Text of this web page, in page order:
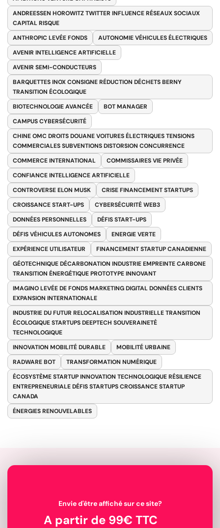
ANDREESSEN HOROWITZ TWITTER INFLUENCE RÉSEAUX SOCIAUX
CAPITAL RISQUE
ANTHROPIC LEVÉE FONDS
AUTONOMIE VÉHICULES ÉLECTRIQUES
AVENIR INTELLIGENCE ARTIFICIELLE
AVENIR SEMI-CONDUCTEURS
BARQUETTES INOX CONSIGNE RÉDUCTION DÉCHETS BERNY
TRANSITION ÉCOLOGIQUE
BIOTECHNOLOGIE AVANCÉE
BOT MANAGER
CAMPUS CYBERSÉCURITÉ
CHINE OMC DROITS DOUANE VOITURES ÉLECTRIQUES TENSIONS
COMMERCIALES SUBVENTIONS DISTORSION CONCURRENCE
COMMERCE INTERNATIONAL
COMMISSAIRES VIE PRIVÉE
CONFIANCE INTELLIGENCE ARTIFICIELLE
CONTROVERSE ELON MUSK
CRISE FINANCEMENT STARTUPS
CROISSANCE START-UPS
CYBERSÉCURITÉ WEB3
DONNÉES PERSONNELLES
DÉFIS START-UPS
DÉFIS VÉHICULES AUTONOMES
ENERGIE VERTE
EXPÉRIENCE UTILISATEUR
FINANCEMENT STARTUP CANADIENNE
GÉOTECHNIQUE DÉCARBONATION INDUSTRIE EMPREINTE CARBONE
TRANSITION ÉNERGÉTIQUE PROTOTYPE INNOVANT
IMAGINO LEVÉE DE FONDS MARKETING DIGITAL DONNÉES CLIENTS
EXPANSION INTERNATIONALE
INDUSTRIE DU FUTUR RELOCALISATION INDUSTRIELLE TRANSITION
ÉCOLOGIQUE STARTUPS DEEPTECH SOUVERAINETÉ
TECHNOLOGIQUE
INNOVATION MOBILITÉ DURABLE
MOBILITÉ URBAINE
RADWARE BOT
TRANSFORMATION NUMÉRIQUE
ÉCOSYSTÈME STARTUP INNOVATION TECHNOLOGIQUE RÉSILIENCE
ENTREPRENEURIALE DÉFIS STARTUPS CROISSANCE STARTUP
CANADA
ÉNERGIES RENOUVELABLES
Envie d'être affiché sur ce site?
A partir de 99€ TTC